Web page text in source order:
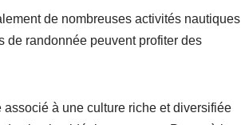
de nombreuses activités nautiques
de randonnée peuvent profiter des
à une culture riche et diversifiée